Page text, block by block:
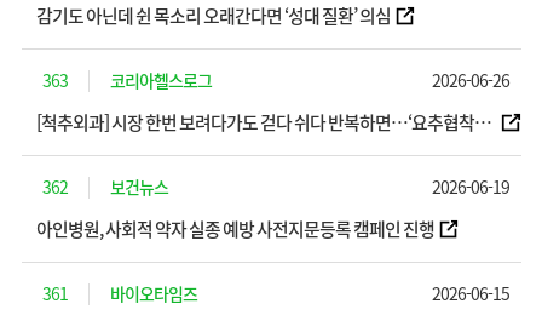
감기도 아닌데 쉰 목소리 오래간다면 ‘성대 질환’ 의심
363 코리아헬스로그
[척추외과] 시장 한번 보려다가도 걷다 쉬다 반복하면…‘요추협착증’
의심해야
2026-06-26
362 보건뉴스
아인병원, 사회적 약자 실종 예방 사전지문등록 캠페인 진행
2026-06-19
361 바이오타임즈 2026-06-15